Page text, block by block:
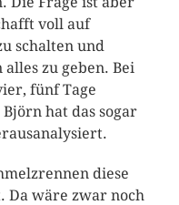
voll auf
schalten und
zu geben. Bei
fünf Tage
hat das sogar
diese
Da wäre zwar noch